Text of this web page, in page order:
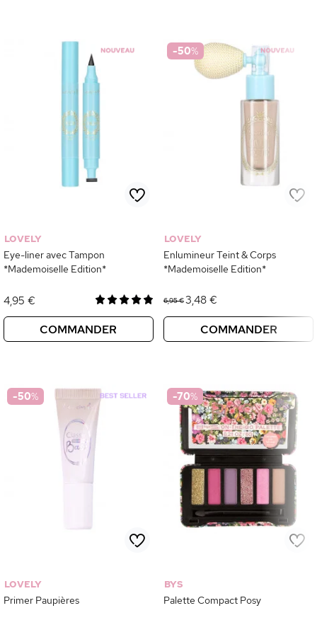
LOVELY
Eye-liner avec Tampon
*Mademoiselle Edition*
4,95 €
COMMANDER
-50%
LOVELY
Enlumineur Teint & Corps
*Mademoiselle Edition*
6,95 €3,48 €
COMMANDER
-50%
LOVELY
Primer Paupières
-70%
BYS
Palette Compact Posy